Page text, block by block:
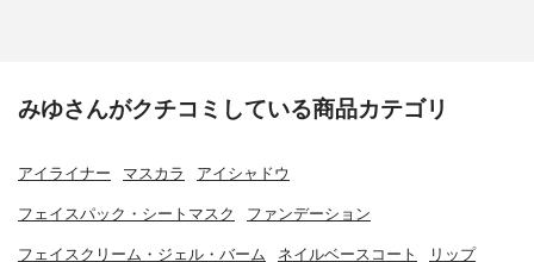
みゆさんがクチコミしている商品カテゴリ
アイライナー マスカラ アイシャドウ
フェイスパック・シートマスク ファンデーション
フェイスクリーム・ジェル・バーム ネイルベースコート リップ